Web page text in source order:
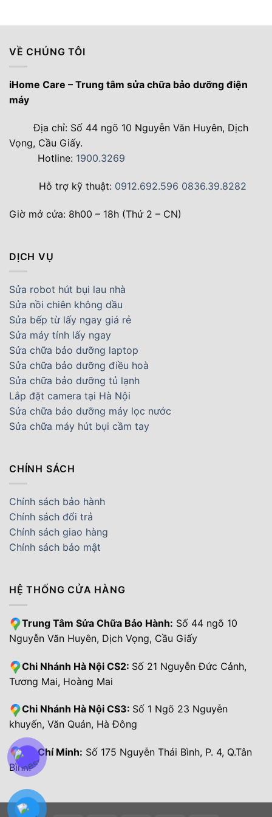
VỀ CHÚNG TÔI
iHome Care – Trung tâm sửa chữa bảo dưỡng điện
máy
Địa chỉ: Số 44 ngõ 10 Nguyễn Văn Huyên, Dịch
Vọng, Cầu Giấy.
Hotline: 1900.3269
Hỗ trợ kỹ thuật: 0912.692.596 0836.39.8282
Giờ mở cửa: 8h00 – 18h (Thứ 2 – CN)
DỊCH VỤ
Sửa robot hút bụi lau nhà
Sửa nồi chiên không dầu
Sửa bếp từ lấy ngay giá rẻ
Sửa máy tính lấy ngay
Sửa chữa bảo dưỡng laptop
Sửa chữa bảo dưỡng điều hoà
Sửa chữa bảo dưỡng tủ lạnh
Lắp đặt camera tại Hà Nội
Sửa chữa bảo dưỡng máy lọc nước
Sửa chữa máy hút bụi cầm tay
CHÍNH SÁCH
Chính sách bảo hành
Chính sách đổi trả
Chính sách giao hàng
Chính sách bảo mật
HỆ THỐNG CỬA HÀNG
Trung Tâm Sửa Chữa Bảo Hành: Số 44 ngõ 10
Nguyễn Văn Huyên, Dịch Vọng, Cầu Giấy
Chi Nhánh Hà Nội CS2: Số 21 Nguyễn Đức Cảnh,
Tương Mai, Hoàng Mai
Chi Nhánh Hà Nội CS3: Số 1 Ngõ 23 Nguyễn
khuyến, Văn Quán, Hà Đông
Hồ Chí Minh: Số 175 Nguyễn Thái Bình, P. 4, Q.Tân
Bình.